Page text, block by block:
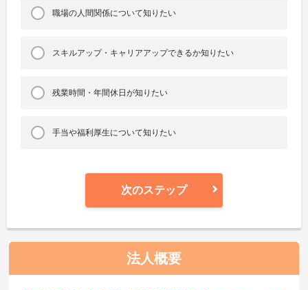
職場の人間関係について知りたい
スキルアップ・キャリアアップできるか知りたい
残業時間・年間休日が知りたい
手当や福利厚生について知りたい
次のステップ
法人概要